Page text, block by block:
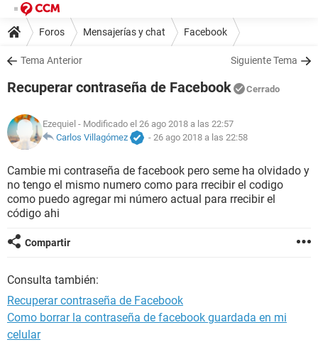
Foros Mensajerías y chat Facebook
Tema Anterior Siguiente Tema
Recuperar contraseña de Facebook Cerrado
Ezequiel - Modificado el 26 ago 2018 a las 22:57
Carlos Villagómez
- 26 ago 2018 a las 22:58
Cambie mi contraseña de facebook pero seme ha olvidado y
no tengo el mismo numero como para rrecibir el codigo
como puedo agregar mi número actual para rrecibir el
código ahi
Compartir
Consulta también:
Recuperar contraseña de Facebook
Como borrar la contraseña de facebook guardada en mi
celular